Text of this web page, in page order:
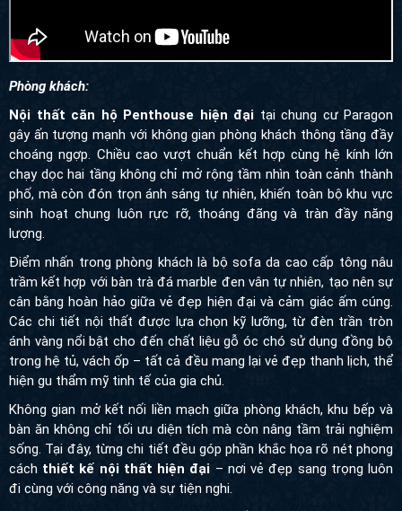
Phòng khách:
Nội thất căn hộ Penthouse hiện đại tại chung cư Paragon
gây ấn tượng mạnh với không gian phòng khách thông tầng đầy
choáng ngợp. Chiều cao vượt chuẩn kết hợp cùng hệ kính lớn
chạy dọc hai tầng không chỉ mở rộng tầm nhìn toàn cảnh thành
phố, mà còn đón trọn ánh sáng tự nhiên, khiến toàn bộ khu vực
sinh hoạt chung luôn rực rỡ, thoáng đãng và tràn đầy năng
lượng.
Điểm nhấn trong phòng khách là bộ sofa da cao cấp tông nâu
trầm kết hợp với bàn trà đá marble đen vân tự nhiên, tạo nên sự
cân bằng hoàn hảo giữa vẻ đẹp hiện đại và cảm giác ấm cúng.
Các chi tiết nội thất được lựa chọn kỹ lưỡng, từ đèn trần tròn
ánh vàng nổi bật cho đến chất liệu gỗ óc chó sử dụng đồng bộ
trong hệ tủ, vách ốp – tất cả đều mang lại vẻ đẹp thanh lịch, thể
hiện gu thẩm mỹ tinh tế của gia chủ.
Không gian mở kết nối liền mạch giữa phòng khách, khu bếp và
bàn ăn không chỉ tối ưu diện tích mà còn nâng tầm trải nghiệm
sống. Tại đây, từng chi tiết đều góp phần khắc họa rõ nét phong
cách thiết kế nội thất hiện đại – nơi vẻ đẹp sang trọng luôn
đi cùng với công năng và sự tiện nghi.